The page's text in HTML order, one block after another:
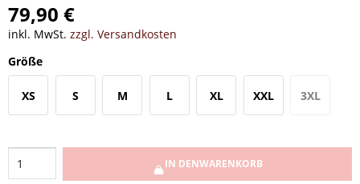
79,90 €
inkl. MwSt. zzgl. Versandkosten
Größe
XS S M L XL XXL 3XL
IN DENWARENKORB